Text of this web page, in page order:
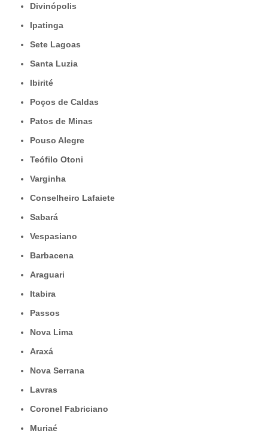
Divinópolis
Ipatinga
Sete Lagoas
Santa Luzia
Ibirité
Poços de Caldas
Patos de Minas
Pouso Alegre
Teófilo Otoni
Varginha
Conselheiro Lafaiete
Sabará
Vespasiano
Barbacena
Araguari
Itabira
Passos
Nova Lima
Araxá
Nova Serrana
Lavras
Coronel Fabriciano
Muriaé